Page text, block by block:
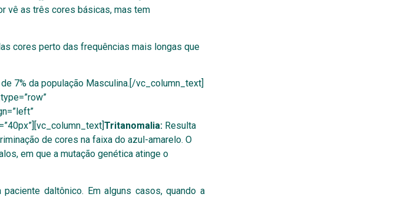
vê as três cores básicas, mas tem
cores perto das frequências mais longas que
7% da população Masculina.[/vc_column_text]
Tritanomalia: Resulta
de cores na faixa do azul-amarelo. O
em que a mutação genética atinge o
daltônico. Em alguns casos, quando a